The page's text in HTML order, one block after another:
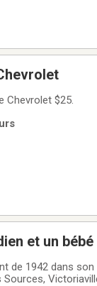
Chevrolet $25.
et un bébé